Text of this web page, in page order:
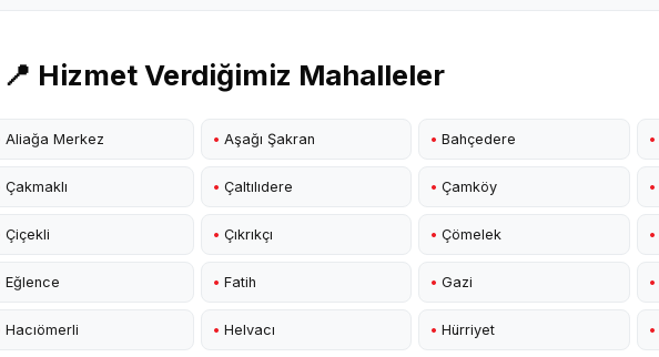
📍 Hizmet Verdiğimiz Mahalleler
Aliağa Merkez • Aşağı Şakran • Bahçedere •
Çakmaklı • Çaltılıdere • Çamköy •
Çiçekli • Çıkrıkçı • Çömelek •
Eğlence • Fatih • Gazi •
Hacıömerli • Helvacı • Hürriyet •